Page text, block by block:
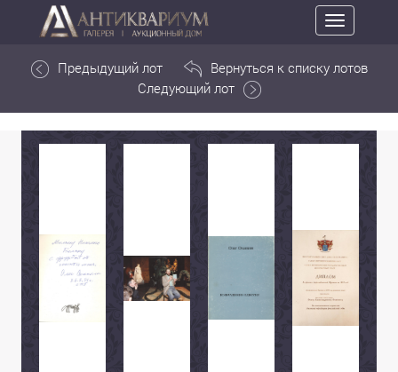
Toggle
navigation
Предыдущий лот
Вернуться к списку лотов
Следующий лот